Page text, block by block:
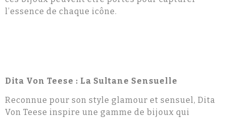
l’essence de chaque icône.
Dita Von Teese : La Sultane Sensuelle
Reconnue pour son style glamour et sensuel, Dita
Von Teese inspire une gamme de bijoux qui